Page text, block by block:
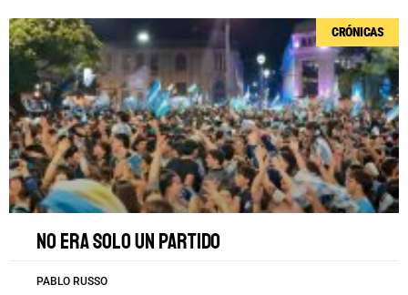
CRÓNICAS
No era solo un partido
PABLO RUSSO